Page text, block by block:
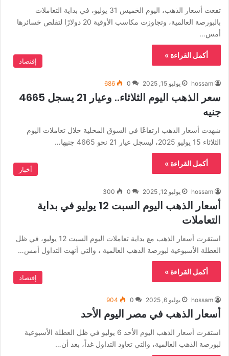
تفعت أسعار الذهب، اليوم الخميس 31 يوليو، في بداية التعاملات
بالبورصة العالمية، وتجاوزت مكاسب الأوقية 20 دولارًا لتقلص خسائرها
أمس…
أكمل القراءة »
إقتصاد
hossam يوليو 15, 2025 0
686
سعر الذهب اليوم الثلاثاء.. وعيار 21 يسجل 4665
جنيه
شهدت أسعار الذهب ارتفاعًا في السوق المحلية خلال تعاملات اليوم
الثلاثاء 15 يوليو 2025، ليسجل عيار 21 نحو 4665 جنيها…
أكمل القراءة »
أخبار
hossam يوليو 12, 2025 0
300
أسعار الذهب اليوم السبت 12 يوليو في بداية
التعاملات
استقرت أسعار الذهب مع بداية تعاملات اليوم السبت 12 يوليو، في ظل
العطلة الأسبوعية لبورصة الذهب العالمية ، والتي أنهت التداول أمس…
أكمل القراءة »
إقتصاد
hossam يوليو 6, 2025 0
904
أسعار الذهب في مصر اليوم الأحد
استقرت أسعار الذهب اليوم الأحد 6 يوليو في ظل العطلة الأسبوعية
لبورصة الذهب العالمية، والتي تعاود التداول غداً، بعد أن…